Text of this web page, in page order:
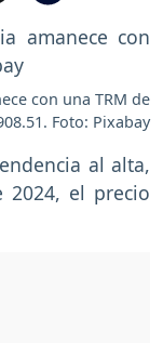
con una TRM de
Foto: Pixabay
al alta,
2024, el precio